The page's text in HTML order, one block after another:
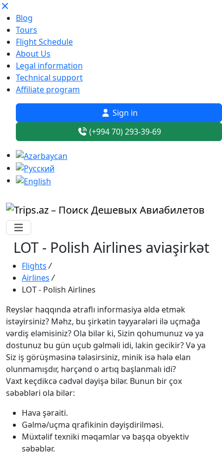
Blog
Tours
Flight Schedule
About Us
Legal information
Technical support
Affiliate program
Sign in
(+994 70) 293-39-69
LOT - Polish Airlines aviaşirkət
Flights /
Airlines /
LOT - Polish Airlines
Reyslər haqqında ətraflı informasiya əldə etmək
istəyirsiniz? Məhz, bu şirkətin təyyarələri ilə uçmağa
vərdiş eləmisiniz? Ola bilər ki, Sizin qohumunuz və ya
dostunuz bu gün uçub gəlməli idi, lakin gecikir? Və ya
Siz iş görüşməsinə tələsirsiniz, minik isə hələ elan
olunmamışdır, hərçənd o artıq başlanmalı idi?
Vaxt keçdikcə cədvəl dəyişə bilər. Bunun bir çox
səbəbləri ola bilər:
Hava şəraiti.
Gəlmə/uçma qrafikinin dəyişdirilməsi.
Müxtəlif texniki məqamlar və başqa obyektiv
səbəblər.